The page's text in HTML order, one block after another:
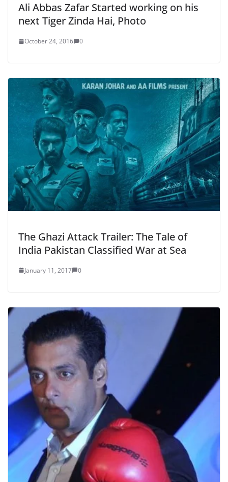
Ali Abbas Zafar Started working on his
next Tiger Zinda Hai, Photo
October 24, 2016 0
The Ghazi Attack Trailer: The Tale of
India Pakistan Classified War at Sea
January 11, 2017 0